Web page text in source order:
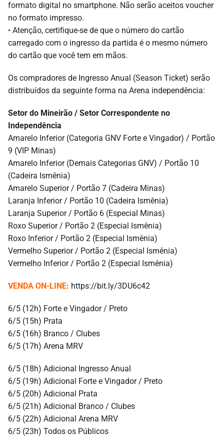
formato digital no smartphone. Não serão aceitos voucher
no formato impresso.
• Atenção, certifique-se de que o número do cartão
carregado com o ingresso da partida é o mesmo número
do cartão que você tem em mãos.
Os compradores de Ingresso Anual (Season Ticket) serão
distribuídos da seguinte forma na Arena independência:
Setor do Mineirão / Setor Correspondente no
Independência
Amarelo Inferior (Categoria GNV Forte e Vingador) / Portão
9 (VIP Minas)
Amarelo Inferior (Demais Categorias GNV) / Portão 10
(Cadeira Ismênia)
Amarelo Superior / Portão 7 (Cadeira Minas)
Laranja Inferior / Portão 10 (Cadeira Ismênia)
Laranja Superior / Portão 6 (Especial Minas)
Roxo Superior / Portão 2 (Especial Ismênia)
Roxo Inferior / Portão 2 (Especial Ismênia)
Vermelho Superior / Portão 2 (Especial Ismênia)
Vermelho Inferior / Portão 2 (Especial Ismênia)
VENDA ON-LINE: https://bit.ly/3DU6c42
6/5 (12h) Forte e Vingador / Preto
6/5 (15h) Prata
6/5 (16h) Branco / Clubes
6/5 (17h) Arena MRV
6/5 (18h) Adicional Ingresso Anual
6/5 (19h) Adicional Forte e Vingador / Preto
6/5 (20h) Adicional Prata
6/5 (21h) Adicional Branco / Clubes
6/5 (22h) Adicional Arena MRV
6/5 (23h) Todos os Públicos